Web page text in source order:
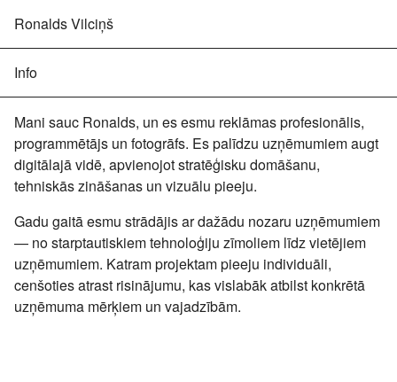
Ronalds Vilciņš
Info
Mani sauc Ronalds, un es esmu reklāmas profesionālis,
programmētājs un fotogrāfs. Es palīdzu uzņēmumiem augt
digitālajā vidē, apvienojot stratēģisku domāšanu,
tehniskās zināšanas un vizuālu pieeju.
Gadu gaitā esmu strādājis ar dažādu nozaru uzņēmumiem
— no starptautiskiem tehnoloģiju zīmoliem līdz vietējiem
uzņēmumiem. Katram projektam pieeju individuāli,
cenšoties atrast risinājumu, kas vislabāk atbilst konkrētā
uzņēmuma mērķiem un vajadzībām.